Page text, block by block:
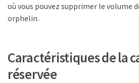
où vous pouvez supprimer le volume
orphelin.
Caractéristiques de la
réservée